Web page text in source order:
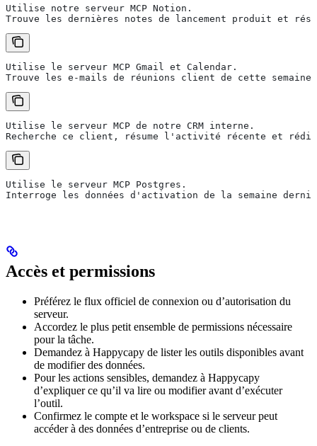
Utilise notre serveur MCP Notion.
Trouve les dernières notes de lancement produit et
Utilise le serveur MCP Gmail et Calendar.
Trouve les e-mails de réunions client de cette
Utilise le serveur MCP de notre CRM interne.
Recherche ce client, résume l'activité récente et
Utilise le serveur MCP Postgres.
Interroge les données d'activation de la semaine
Accès et permissions
Préférez le flux officiel de connexion ou d’autorisation du
serveur.
Accordez le plus petit ensemble de permissions nécessaire
pour la tâche.
Demandez à Happycapy de lister les outils disponibles avant
de modifier des données.
Pour les actions sensibles, demandez à Happycapy
d’expliquer ce qu’il va lire ou modifier avant d’exécuter
l’outil.
Confirmez le compte et le workspace si le serveur peut
accéder à des données d’entreprise ou de clients.